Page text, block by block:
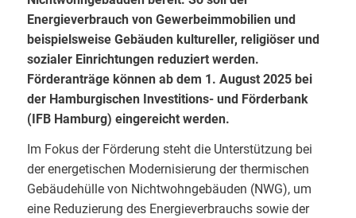
Energieverbrauch von Gewerbeimmobilien und
beispielsweise Gebäuden kultureller, religiöser und
sozialer Einrichtungen reduziert werden.
Förderanträge können ab dem 1. August 2025 bei
der Hamburgischen Investitions- und Förderbank
(IFB Hamburg) eingereicht werden.
Im Fokus der Förderung steht die Unterstützung bei
der energetischen Modernisierung der thermischen
Gebäudehülle von Nichtwohngebäuden (NWG), um
eine Reduzierung des Energieverbrauchs sowie der